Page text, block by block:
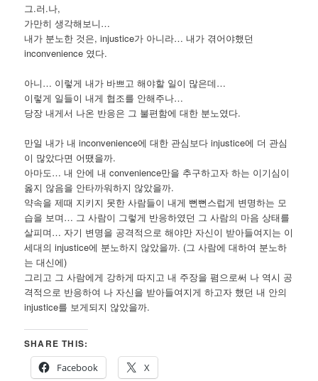
그.러.나,
가만히 생각해보니…
내가 분노한 것은, injustice가 아니라… 내가 겪어야했던
inconvenience 였다.
아니… 이렇게 내가 바쁘고 해야할 일이 많은데…
이렇게 일들이 내게 협조를 안해주나…
당장 내게서 나온 반응은 그 불편함에 대한 분노였다.
만일 내가 내 inconvenience에 대한 관심보다 injustice에 더 관심
이 많았다면 어땠을까.
아마도… 내 안에 내 convenience만을 추구하고자 하는 이기심이
옳지 않음을 안타까워하지 않았을까.
약속을 제때 지키지 못한 사람들이 내게 뻔뻔스럽게 변명하는 모
습을 보며… 그 사람이 그렇게 반응하였던 그 사람의 마음 상태를
살피며… 자기 변명을 공격적으로 해야만 자신이 받아들여지는 이
세대의 injustice에 분노하지 않았을까. (그 사람에 대하여 분노하
는 대신에)
그리고 그 사람에게 강하게 따지고 내 주장을 폄으로써 나 역시 공
격적으로 반응하여 나 자신을 받아들여지게 하고자 했던 내 안의
injustice를 보게되지 않았을까.
SHARE THIS:
Facebook
X